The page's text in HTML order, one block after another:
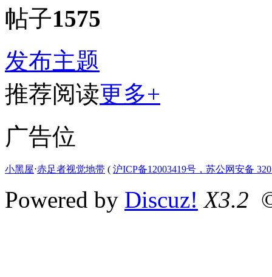
帖子1575
发布主题
推荐阅读更多+
广告位
小黑屋⋅赤足者视觉地带 ( 沪ICP备12003419号，苏公网安备
Powered by Discuz! X3.2